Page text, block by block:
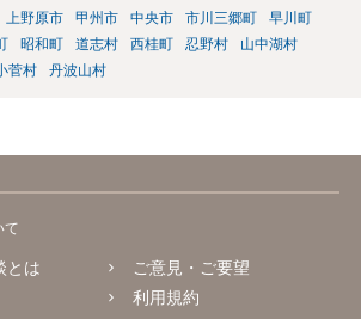
上野原市 甲州市 中央市 市川三郷町
早川町
昭和町 道志村 西桂町 忍野村
山中湖村
菅村 丹波山村
て
とは
ご意見・ご要望
利用規約